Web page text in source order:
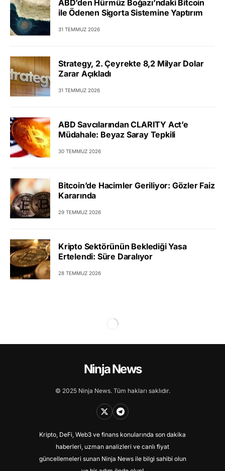
ABD’den Hürmüz Boğazı’ndaki Bitcoin
ile Ödenen Sigorta Sistemine Yaptırım
31 TEMMUZ 2026
Strategy, 2. Çeyrekte 8,2 Milyar Dolar
Zarar Açıkladı
31 TEMMUZ 2026
ABD Savcılarından CLARITY Act’e
Müdahale: Beyaz Saray Tepkili
30 TEMMUZ 2026
Bitcoin’de Hacimler Geriliyor: Gözler Faiz
Kararında
29 TEMMUZ 2026
Kripto Sektörünün Beklediği Yasa
Ertelendi: Süre Daralıyor
28 TEMMUZ 2026
Ninja News
© 2025 Ninja News. Tüm hakları saklıdır.
Kripto, DeFi, Web3 ve finans konularında son dakika
haberleri, uzman analizleri ve canlı fiyat
güncellemeleri sunan Ninja News ile bilgi sahibi olun